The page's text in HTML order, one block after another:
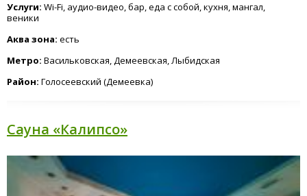
Услуги: Wi-Fi, аудио-видео, бар, еда с собой, кухня, мангал,
веники
Аква зона: есть
Метро: Васильковская, Демеевская, Лыбидская
Район: Голосеевский (Демеевка)
Сауна «Калипсо»